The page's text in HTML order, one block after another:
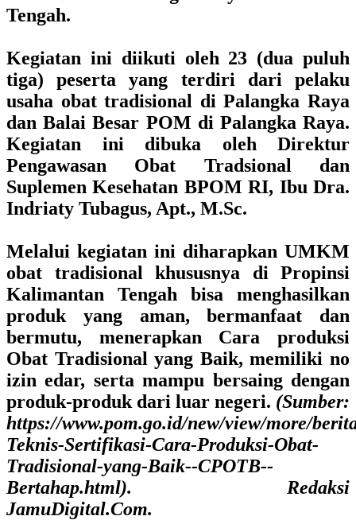
Tengah.
Kegiatan ini diikuti oleh 23 (dua puluh
tiga) peserta yang terdiri dari pelaku
usaha obat tradisional di Palangka Raya
dan Balai Besar POM di Palangka Raya.
Kegiatan ini dibuka oleh Direktur
Pengawasan Obat Tradsional dan
Suplemen Kesehatan BPOM RI, Ibu Dra.
Indriaty Tubagus, Apt., M.Sc.
Melalui kegiatan ini diharapkan UMKM
obat tradisional khususnya di Propinsi
Kalimantan Tengah bisa menghasilkan
produk yang aman, bermanfaat dan
bermutu, menerapkan Cara produksi
Obat Tradisional yang Baik, memiliki no
izin edar, serta mampu bersaing dengan
produk-produk dari luar negeri. (Sumber:
https://www.pom.go.id/new/view/more/
Teknis-Sertifikasi-Cara-Produksi-Obat-
Tradisional-yang-Baik--CPOTB--
Bertahap.html). Redaksi
JamuDigital.Com.